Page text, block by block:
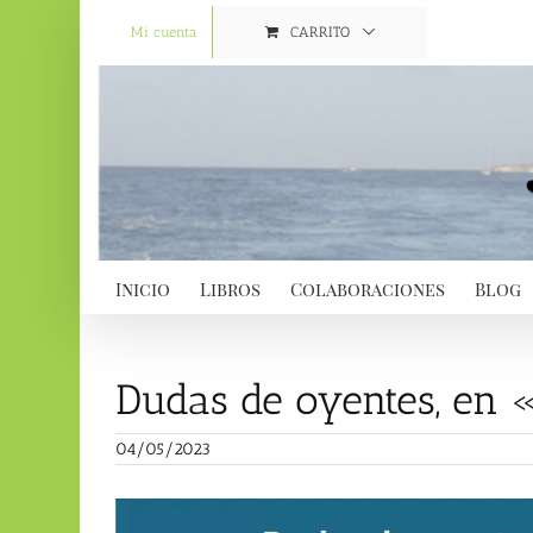
Mi cuenta CARRITO
Inicio Libros Colaboraciones Blog
Dudas de oyentes,
04/05/2023